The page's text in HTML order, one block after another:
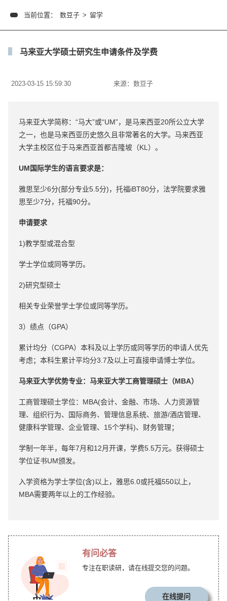
当前位置： 数豆子 > 留学
马来亚大学硕士研究生申请条件及学费
2023-03-15 15:59:30 来源： 数豆子
马来亚大学简称：“马大”或“UM”，是马来西亚20所公立大学
之一，也是马来西亚历史悠久且非常著名的大学。马来西亚
大学主校区位于马来西亚首都吉隆坡（KL）。
UM国际学生的语言要求是：
雅思至少6分(部分专业5.5分)，托福iBT80分，法学院要求雅
思至少7分，托福90分。
申请要求
1)教学型或混合型
学士学位或同等学历。
2)研究型硕士
相关专业荣誉学士学位或同等学历。
3）绩点（GPA）
累计均分（CGPA）本科及以上学历或同等学历的申请人优先
考虑；本科生累计平均分3.7及以上可直接申请博士学位。
马来亚大学优势专业：马来亚大学工商管理硕士（MBA）
工商管理硕士学位：MBA(会计、金融、市场、人力资源管
理、组织行为、国际商务、管理信息系统、旅游/酒店管理、
健康科学管理、企业管理、15个学科)、财务管理；
学制一年半，每年7月和12月开课，学费5.5万元。获得硕士
学位证书UM颁发。
入学资格为学士学位(含)以上，雅思6.0或托福550以上，
MBA需要两年以上的工作经验。
有问必答
专注在职读研，请在线提交您的问题。
在线提问